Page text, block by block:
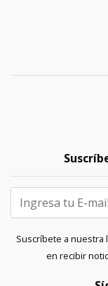
Suscríbete a
en recibir